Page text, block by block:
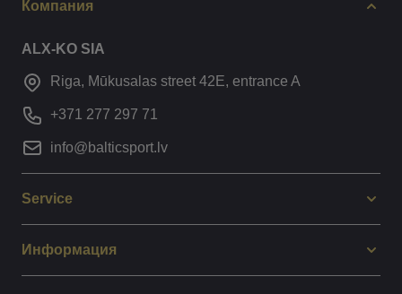
Компания
ALX-KO SIA
Riga, Mūkusalas street 42E, entrance A
+371 277 297 71
info@balticsport.lv
Service
Информация